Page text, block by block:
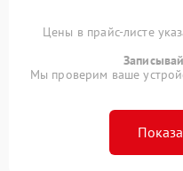
Цены в прайс-листе
Мы проверим ваше